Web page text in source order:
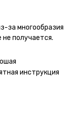
(например,
риски, которые
за многообразия
получается.
находкой. Как
забирать. Хочу
мест для
получения
плотный
с
сами тату,
инструкция